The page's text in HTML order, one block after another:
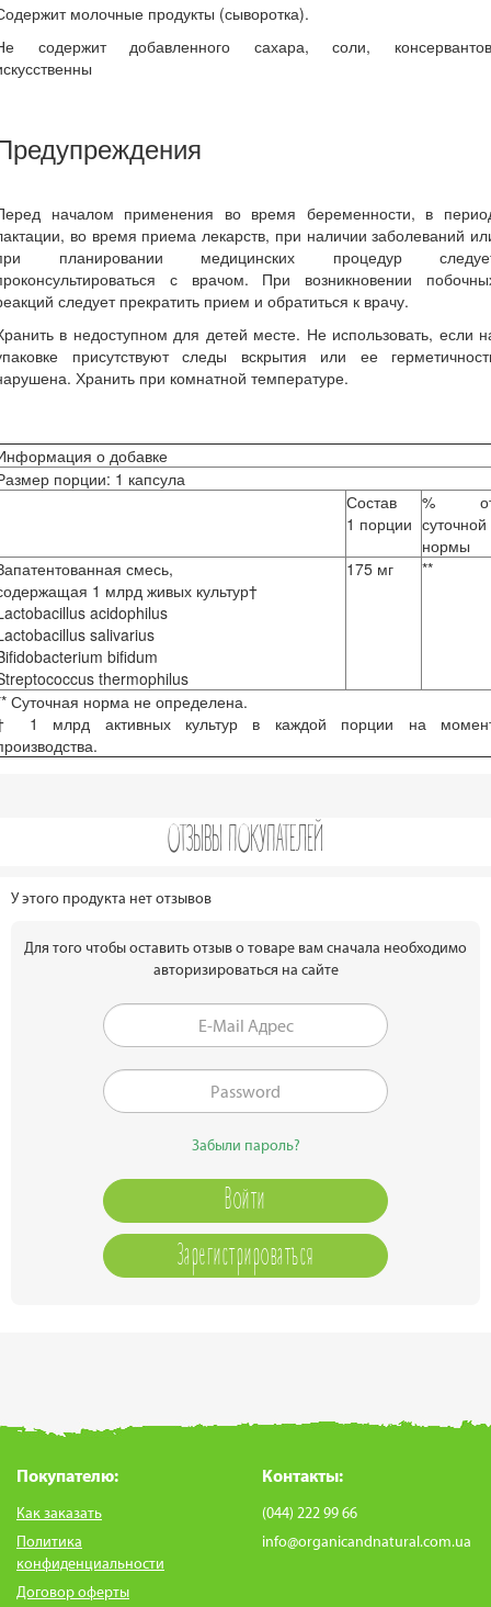
молочные продукты (сыворотка).
содержит добавленного сахара, соли,
началом применения во время беременности, в
во время приема лекарств, при наличии заболеваний
планировании медицинских процедур
с врачом. При возникновении
следует прекратить прием и обратиться к врачу.
в недоступном для детей месте. Не использовать, если
присутствуют следы вскрытия или ее
Хранить при комнатной температуре.
о добавке
порции: 1 капсула
Состав
1 порции
%
суточной
нормы
смесь,
1 млрд живых культур†
acidophilus
salivarius
bifidum
thermophilus
175 мг **
Суточная норма не определена.
1 млрд активных культур в каждой порции на
ОТЗЫВЫ ПОКУПАТЕЛЕЙ
У этого продукта нет отзывов
Для того чтобы оставить отзыв о товаре вам сначала необходимо
авторизироваться на сайте
Забыли пароль?
Зарегистрироваться
Покупателю:
Как заказать
Политика
конфиденциальности
Договор оферты
Контакты:
(044) 222 99 66
info@organicandnatural.com.ua